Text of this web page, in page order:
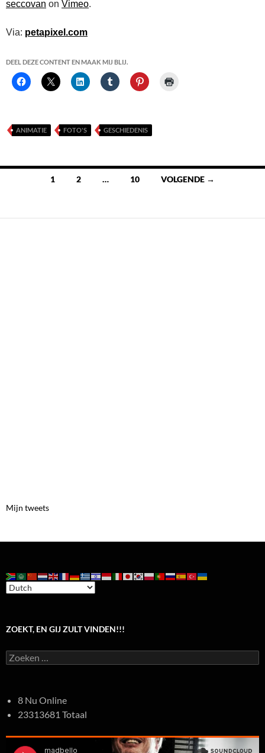
seccovan on Vimeo.
Via: petapixel.com
DEEL DEZE CONTENT EN MAAK MIJ BLIJ.
ANIMATIE FOTO'S GESCHIEDENIS
Berichten
1 2 … 10 VOLGENDE →
Mijn tweets
ZOEKT, EN GIJ ZULT VINDEN!!!
Zoeken
naar:
8 Nu Online
23313681 Totaal